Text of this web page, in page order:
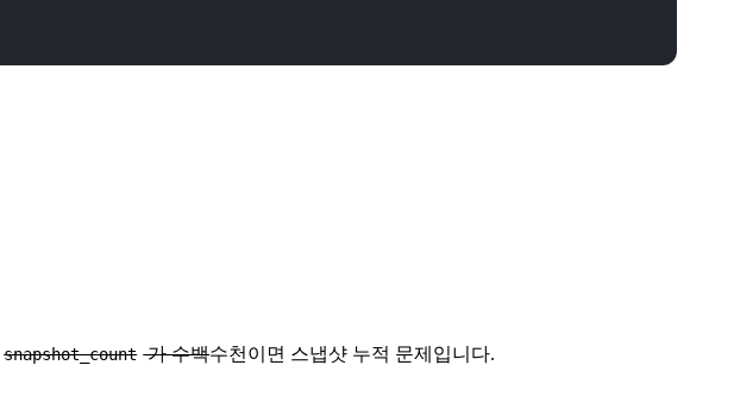
snapshot_count 가 수백수천이면 스냅샷 누적 문제입니다.